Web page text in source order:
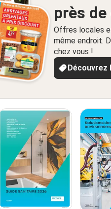
près
Offres locales
même endroit.
chez vous !